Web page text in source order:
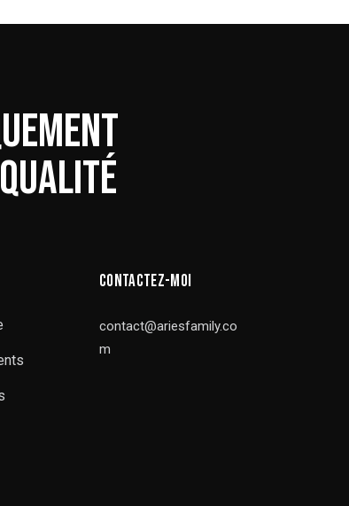
CONTACTEZ-MOI
contact@ariesfamily.co
m